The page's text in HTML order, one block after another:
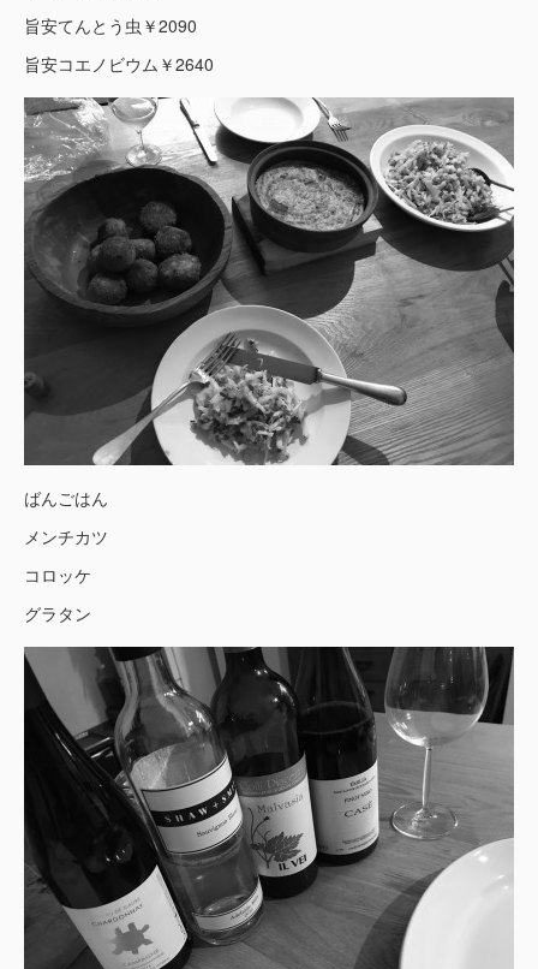
旨安てんとう虫￥2090
旨安コエノビウム￥2640
ばんごはん
メンチカツ
コロッケ
グラタン